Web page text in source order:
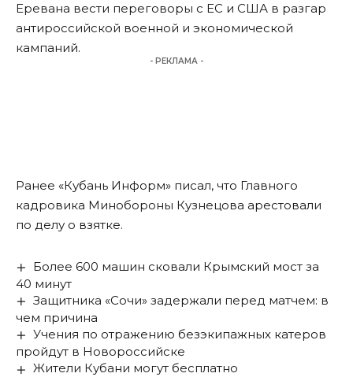
Еревана вести переговоры с ЕС и США в разгар
антироссийской военной и экономической
кампаний.
- РЕКЛАМА -
Ранее «Кубань Информ» писал, что Главного
кадровика Минобороны Кузнецова арестовали
по делу о взятке.
Более 600 машин сковали Крымский мост за
40 минут
Защитника «Сочи» задержали перед матчем: в
чем причина
Учения по отражению безэкипажных катеров
пройдут в Новороссийске
Жители Кубани могут бесплатно